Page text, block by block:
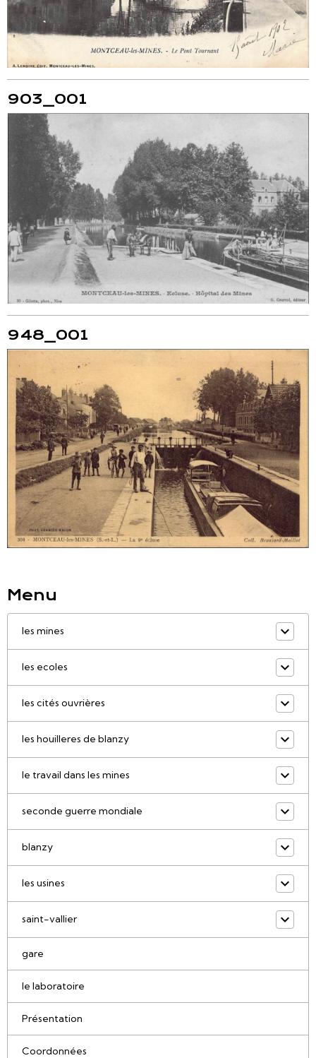
903_001
948_001
Menu
les mines
les ecoles
les cités ouvrières
les houilleres de blanzy
le travail dans les mines
seconde guerre mondiale
blanzy
les usines
saint-vallier
gare
le laboratoire
Présentation
Coordonnées